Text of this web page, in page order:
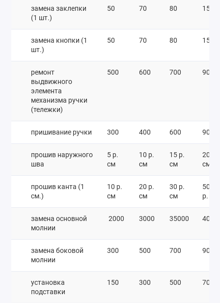
замена заклепки
(1 шт.)
50 70 80 150
замена кнопки (1
шт.)
50 70 80 150
ремонт
выдвижного
элемента
механизма ручки
(тележки)
500 600 700 900
пришивание ручки 300 400 600 900
прошив наружного
шва
5 р.
см
10 р.
см
15 р.
см
20 р.
см
прошив канта (1
см.)
10 р.
см
20 р.
см
30 р.
см
50
р. см
замена основной
молнии
2000 3000 35000 4000
замена боковой
молнии
300 500 700 900
установка
подставки
150 300 500 700